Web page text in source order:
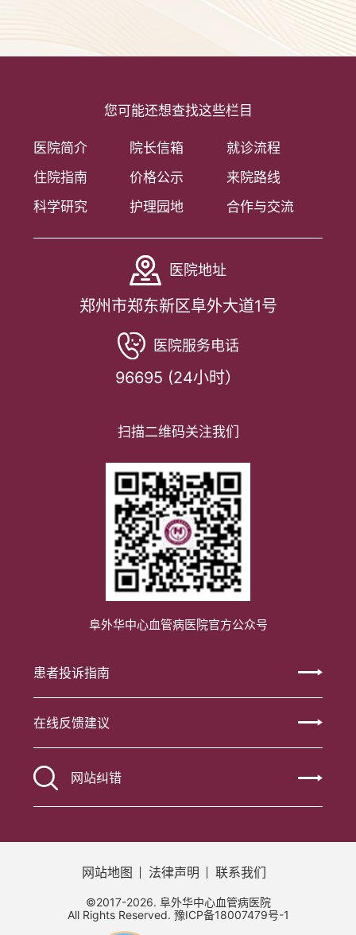
您可能还想查找这些栏目
医院简介 院长信箱
就诊流程
住院指南
价格公示
来院路线
科学研究
护理园地 合作与交流
医院地址
郑州市郑东新区阜外大道1号
医院服务电话
96695 (24小时）
扫描二维码关注我们
阜外华中心血管病医院官方公众号
患者投诉指南
在线反馈建议
网站纠错
网站地图 法律声明 联系我们
©2017-2026. 阜外华中心血管病医院
All Rights Reserved. 豫ICP备18007479号-1